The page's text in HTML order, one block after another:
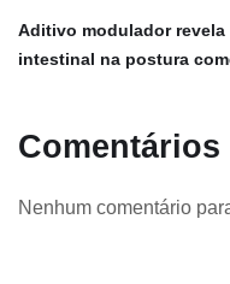
Aditivo modulador
intestinal na postura
Comentários
Nenhum comentário